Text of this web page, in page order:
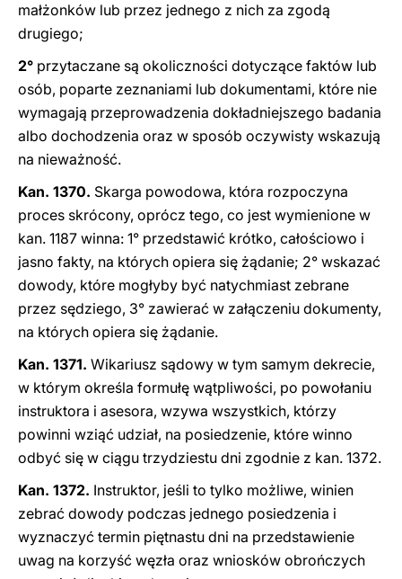
małżonków lub przez jednego z nich za zgodą
drugiego;
2° przytaczane są okoliczności dotyczące faktów lub
osób, poparte zeznaniami lub dokumentami, które nie
wymagają przeprowadzenia dokładniejszego badania
albo dochodzenia oraz w sposób oczywisty wskazują
na nieważność.
Kan. 1370. Skarga powodowa, która rozpoczyna
proces skrócony, oprócz tego, co jest wymienione w
kan. 1187 winna: 1° przedstawić krótko, całościowo i
jasno fakty, na których opiera się żądanie; 2° wskazać
dowody, które mogłyby być natychmiast zebrane
przez sędziego, 3° zawierać w załączeniu dokumenty,
na których opiera się żądanie.
Kan. 1371. Wikariusz sądowy w tym samym dekrecie,
w którym określa formułę wątpliwości, po powołaniu
instruktora i asesora, wzywa wszystkich, którzy
powinni wziąć udział, na posiedzenie, które winno
odbyć się w ciągu trzydziestu dni zgodnie z kan. 1372.
Kan. 1372. Instruktor, jeśli to tylko możliwe, winien
zebrać dowody podczas jednego posiedzenia i
wyznaczyć termin piętnastu dni na przedstawienie
uwag na korzyść węzła oraz wniosków obrończych